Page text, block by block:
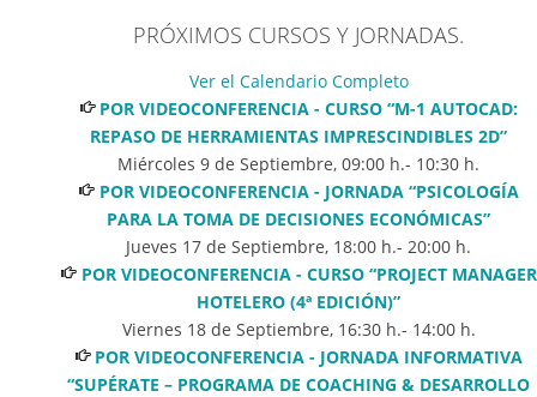
“CONTAMINACIÓN
INVISIBLE”
20/07/2026. En este enlace
se puede visualizar el Vídeo
“Contaminación Invisible”
que es una oportunidad
para comprender mejor el
entorno electromagnético
en el que vivimos y cómo ha
cambiado nuestra
exposición desde la llegada
de la electricidad, las
telecomunicaciones y las
tecnologías...
VIII PREMIOS
EGURTEK
16/07/2026. Egurtek ha
dado a conocer los
proyectos finalistas de la
octava edición de sus
premios. Los galardones
distinguen las mejores
propuestas en el uso de la
madera y reconocen
proyectos por su calidad
arquitectónica, su
contribución al desarrollo
responsable y su capacidad
PRÓXIMOS CURSOS Y JORNADAS.
Ver el Calendario Completo
POR VIDEOCONFERENCIA - CURSO “M-1 AUTOCAD:
REPASO DE HERRAMIENTAS IMPRESCINDIBLES 2D”
Miércoles 9 de Septiembre, 09:00 h.- 10:30 h.
POR VIDEOCONFERENCIA - JORNADA “PSICOLOGÍA
PARA LA TOMA DE DECISIONES ECONÓMICAS”
Jueves 17 de Septiembre, 18:00 h.- 20:00 h.
POR VIDEOCONFERENCIA - CURSO “PROJECT MANAGER
HOTELERO (4ª EDICIÓN)”
Viernes 18 de Septiembre, 16:30h.- 14:00h.
POR VIDEOCONFERENCIA - JORNADA INFORMATIVA
“SUPÉRATE – PROGRAMA DE COACHING & DESARROLLO